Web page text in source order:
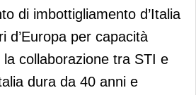
di imbottigliamento d’Italia
d’Europa per capacità
collaborazione tra STI e
dura da 40 anni e